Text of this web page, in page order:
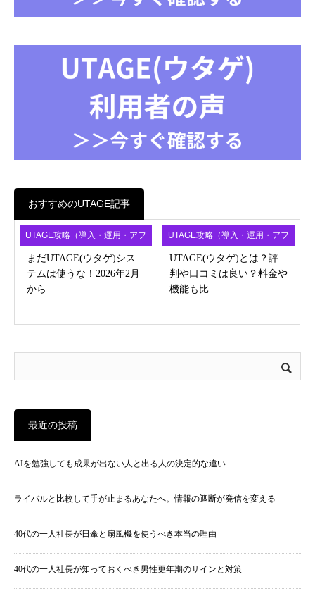
おすすめのUTAGE記事
UTAGE攻略（導入・運用・アフ
ィ）
まだUTAGE(ウタゲ)シス
テムは使うな！2026年2月
から…
UTAGE攻略（導入・運用・アフ
ィ）
UTAGE(ウタゲ)とは？評
判や口コミは良い？料金や
機能も比…
最近の投稿
AIを勉強しても成果が出ない人と出る人の決定的な違い
ライバルと比較して手が止まるあなたへ。情報の遮断が発信を変える
40代の一人社長が日傘と扇風機を使うべき本当の理由
40代の一人社長が知っておくべき男性更年期のサインと対策